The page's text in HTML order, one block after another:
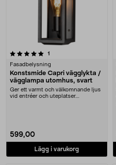
1
Fasadbelysning
Konstsmide Capri vägglykta /
vägglampa utomhus, svart
Ger ett varmt och välkomnande ljus
vid entréer och uteplatser.
599,00
Lägg i varukorg
0.0 av 5 stjärnor